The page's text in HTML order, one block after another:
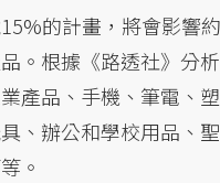
的計畫，將會影響
。根據《路透社》分
產品、手機、筆電、
、辦公和學校用品、
。